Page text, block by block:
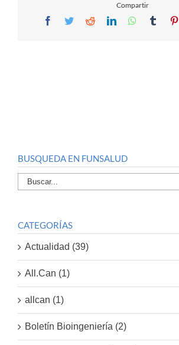
Compartir
Facebook
TwitterRedditLinkedInWhatsApp
Tumblr
BUSQUEDA EN FUNSALUD
Buscar
por:
CATEGORÍAS
Actualidad (39)
All.Can (1)
allcan (1)
Boletín Bioingeniería (2)